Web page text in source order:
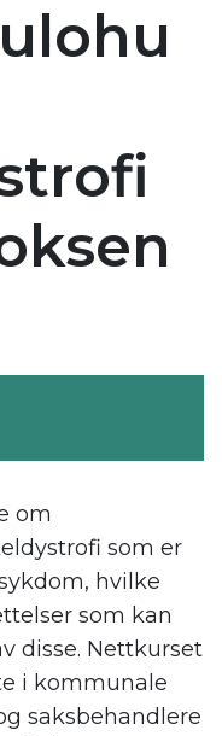
om
som er
hvilke
som kan
disse. Nettkurset
i kommunale
saksbehandlere